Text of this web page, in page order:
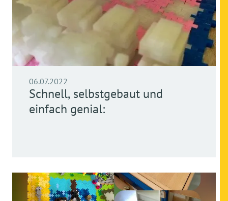
06.07.2022
Schnell, selbstgebaut und
einfach genial: